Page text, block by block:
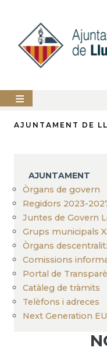
contingut
AJUNTAMENT
SERVEIS
MUNICIPALS
PERFIL
DEL
CONTRACTANT
ANUNCIS
AJUNTAMENT DE
AJUNTAMENT
Òrgans de govern
Regidors 2023-
Juntes de Govern
Grups municipals
Òrgans
Comissions
Portal de
Catàleg de tràmits
Telèfons i adreces
Next Generation EU